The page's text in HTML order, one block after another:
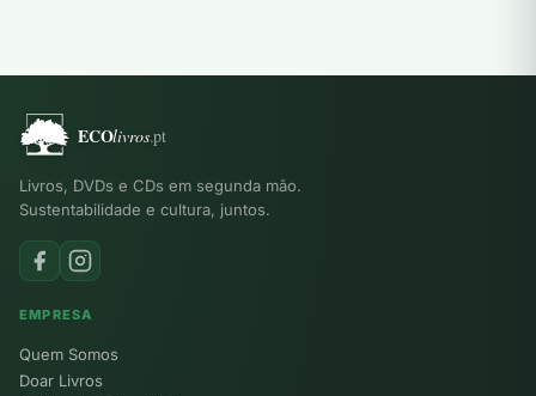
Livros, DVDs e CDs em segunda mão.
Sustentabilidade e cultura, juntos.
EMPRESA
Quem Somos
Doar Livros